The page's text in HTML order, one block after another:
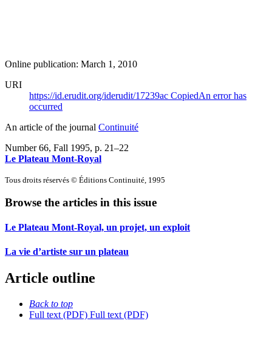
Online publication: March 1, 2010
URI
https://id.erudit.org/iderudit/17239ac CopiedAn error has
occurred
An article of the journal Continuité
Number 66, Fall 1995, p. 21–22
Le Plateau Mont-Royal
Tous droits réservés © Éditions Continuité, 1995
Browse the articles in this issue
Le Plateau Mont-Royal, un projet, un exploit
La vie d’artiste sur un plateau
Article outline
Back to top
Full text (PDF) Full text (PDF)